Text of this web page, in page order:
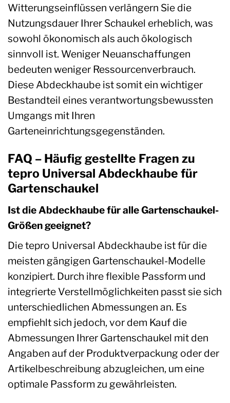
Witterungseinflüssen verlängern Sie die
Nutzungsdauer Ihrer Schaukel erheblich, was
sowohl ökonomisch als auch ökologisch
sinnvoll ist. Weniger Neuanschaffungen
bedeuten weniger Ressourcenverbrauch.
Diese Abdeckhaube ist somit ein wichtiger
Bestandteil eines verantwortungsbewussten
Umgangs mit Ihren
Garteneinrichtungsgegenständen.
FAQ – Häufig gestellte Fragen zu
tepro Universal Abdeckhaube für
Gartenschaukel
Ist die Abdeckhaube für alle Gartenschaukel-
Größen geeignet?
Die tepro Universal Abdeckhaube ist für die
meisten gängigen Gartenschaukel-Modelle
konzipiert. Durch ihre flexible Passform und
integrierte Verstellmöglichkeiten passt sie sich
unterschiedlichen Abmessungen an. Es
empfiehlt sich jedoch, vor dem Kauf die
Abmessungen Ihrer Gartenschaukel mit den
Angaben auf der Produktverpackung oder der
Artikelbeschreibung abzugleichen, um eine
optimale Passform zu gewährleisten.